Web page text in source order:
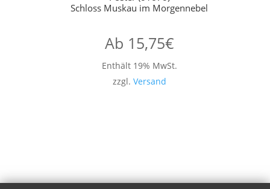
Schloss Muskau im Morgennebel
Ab 15,75€
Enthält 19% MwSt.
zzgl. Versand